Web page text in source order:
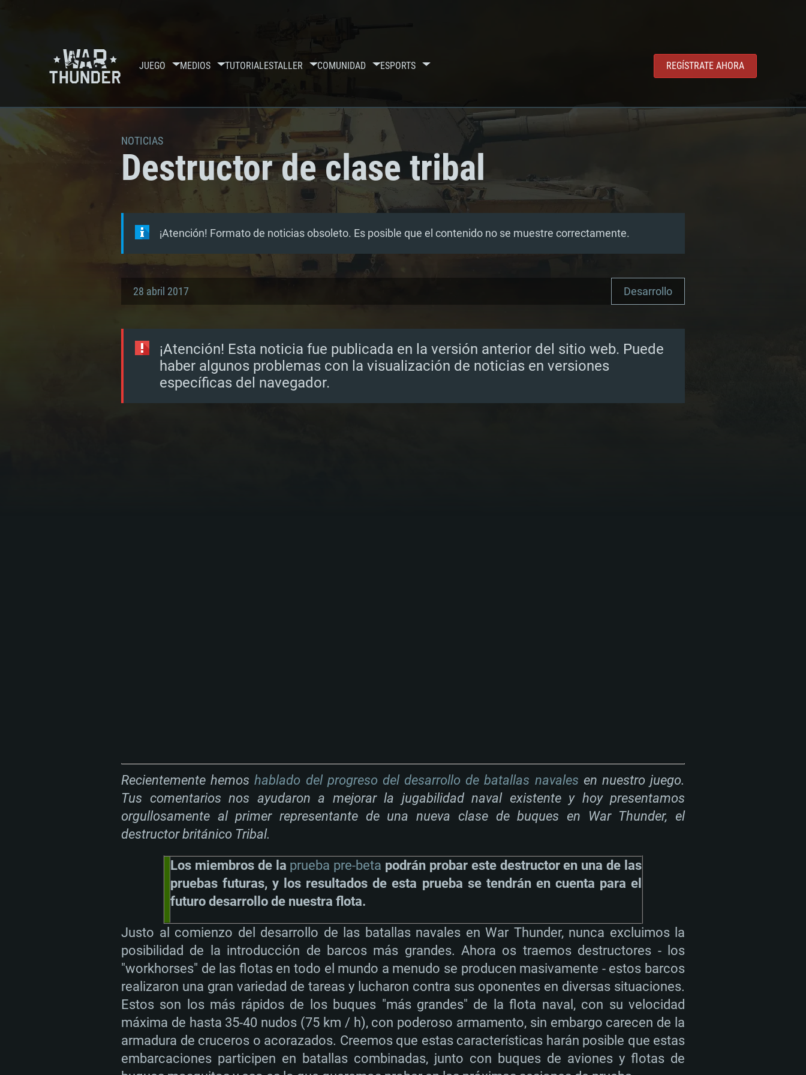
JUEGO MEDIOS TUTORIALESTALLER COMUNIDAD ESPORTS REGÍSTRATE AHORA
NOTICIAS
Destructor de clase tribal
¡Atención! Formato de noticias obsoleto. Es posible que el contenido no se muestre correctamente.
28 abril 2017 Desarrollo
¡Atención! Esta noticia fue publicada en la versión anterior del sitio web. Puede
haber algunos problemas con la visualización de noticias en versiones
específicas del navegador.
Recientemente hemoshablado del progreso del desarrollo de batallas navales en nuestro juego.
Tus comentarios nos ayudaron a mejorar la jugabilidad naval existente y hoy presentamos
orgullosamente al primer representante de una nueva clase de buques en War Thunder, el
destructor británico Tribal.
Los miembros de la prueba pre-beta podrán probar este destructor en una de las
pruebas futuras, y los resultados de esta prueba se tendrán en cuenta para el
futuro desarrollo de nuestra flota.
Justo al comienzo del desarrollo de las batallas navales en War Thunder, nunca excluimos la
posibilidad de la introducción de barcos más grandes. Ahora os traemos destructores - los
"workhorses" de las flotas en todo el mundo a menudo se producen masivamente - estos barcos
realizaron una gran variedad de tareas y lucharon contra sus oponentes en diversas situaciones.
Estos son los más rápidos de los buques "más grandes" de la flota naval, con su velocidad
máxima de hasta 35-40 nudos (75 km / h), con poderoso armamento, sin embargo carecen de la
armadura de cruceros o acorazados. Creemos que estas características harán posible que estas
embarcaciones participen en batallas combinadas, junto con buques de aviones y flotas de